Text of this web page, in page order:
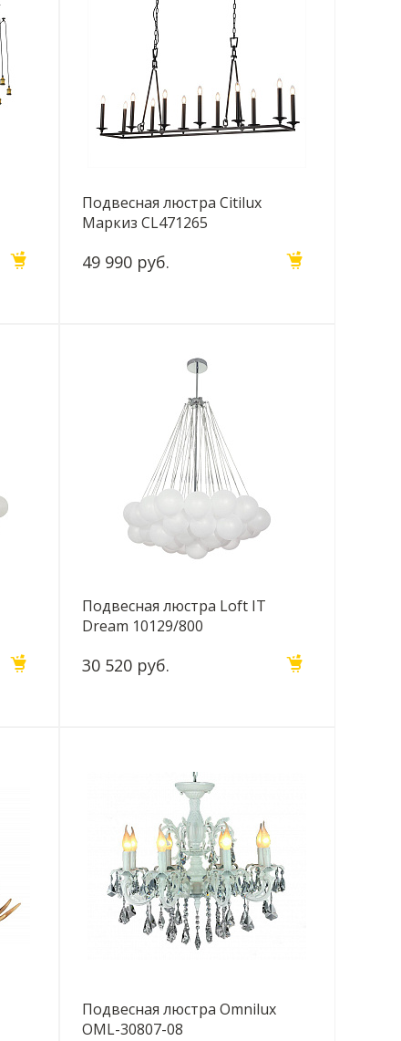
Подвесная люстра Citilux
Маркиз CL471265
49 990 руб.
Подвесная люстра Loft IT
Dream 10129/800
30 520 руб.
Подвесная люстра Omnilux
OML-30807-08